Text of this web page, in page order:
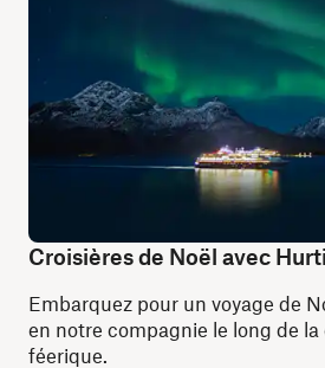
Croisières de Noël avec
Embarquez pour un voyage de
en notre compagnie le long de
féerique.